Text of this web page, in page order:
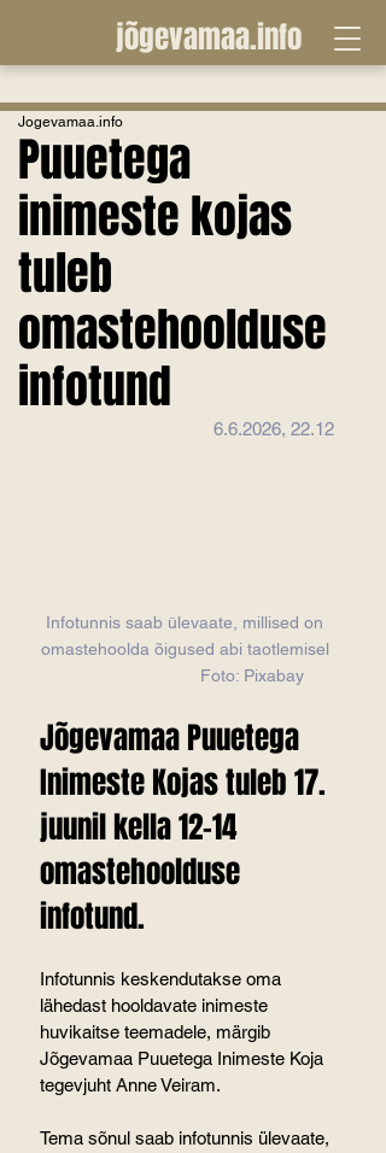
jõgevamaa.info
Puuetega
inimeste kojas
tuleb
omastehoolduse
infotund
Jogevamaa.info
6.6.2026, 22.12
Infotunnis saab ülevaate, millised on
omastehoolda õigused abi taotlemisel
                           Foto: Pixabay
Jõgevamaa Puuetega
Inimeste Kojas tuleb 17.
juunil kella 12-14
omastehoolduse
infotund.
Infotunnis keskendutakse oma
lähedast hooldavate inimeste
huvikaitse teemadele, märgib
Jõgevamaa Puuetega Inimeste Koja
tegevjuht Anne Veiram.
Tema sõnul saab infotunnis ülevaate,